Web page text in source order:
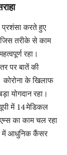
प्रशंसा करते हुए
तरीके से काम
रहा।
पर बातें की
कोरोना के खिलाफ
योगदान रहा।
में 14 मेडिकल
का काम चल रहा
में आधुनिक कैंसर